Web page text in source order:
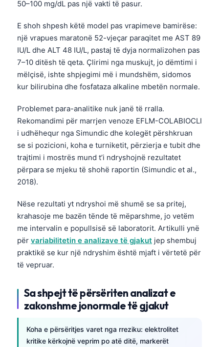
50–100 mg/dL pas një vakti të pasur.
E shoh shpesh këtë model pas vrapimeve bamirëse:
një vrapues maratonë 52-vjeçar paraqitet me AST 89
IU/L dhe ALT 48 IU/L, pastaj të dyja normalizohen pas
7–10 ditësh të qeta. Çlirimi nga muskujt, jo dëmtimi i
mëlçisë, ishte shpjegimi më i mundshëm, sidomos
kur bilirubina dhe fosfataza alkaline mbetën normale.
Problemet para-analitike nuk janë të rralla.
Rekomandimi për marrjen venoze EFLM-COLABIOCLI
i udhëhequr nga Simundic dhe kolegët përshkruan
se si pozicioni, koha e turniketit, përzierja e tubit dhe
trajtimi i mostrës mund t’i ndryshojnë rezultatet
përpara se mjeku të shohë raportin (Simundic et al.,
2018).
Nëse rezultati yt ndryshoi më shumë se sa pritej,
krahasoje me bazën tënde të mëparshme, jo vetëm
me intervalin e popullsisë së laboratorit. Artikulli ynë
për variabilitetin e analizave të gjakut jep shembuj
praktikë se kur një ndryshim është mjaft i vërtetë për
të vepruar.
Sa shpejt të përsëriten analizat e
zakonshme jonormale të gjakut
Koha e përsëritjes varet nga rreziku: elektrolitet
kritike kërkojnë veprim po atë ditë, markerët